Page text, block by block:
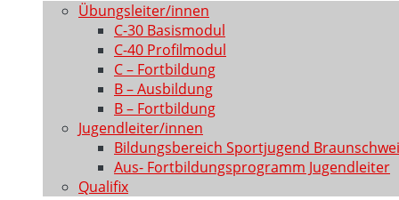
Übungsleiter/innen
C-30 Basismodul
C-40 Profilmodul
C – Fortbildung
B – Ausbildung
B – Fortbildung
Jugendleiter/innen
Bildungsbereich Sportjugend
Aus- Fortbildungsprogramm Jugendleiter
Qualifix